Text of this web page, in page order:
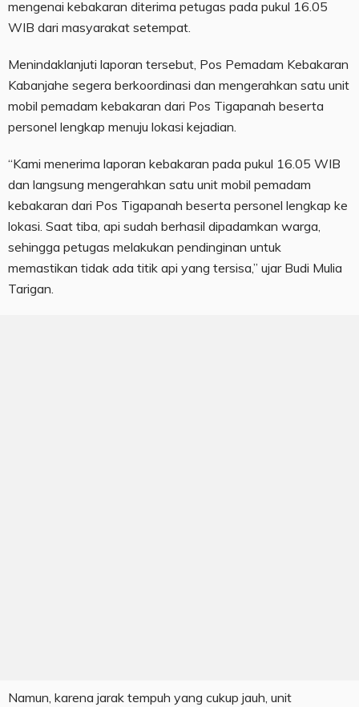
mengenai kebakaran diterima petugas pada pukul 16.05
WIB dari masyarakat setempat.
Menindaklanjuti laporan tersebut, Pos Pemadam Kebakaran
Kabanjahe segera berkoordinasi dan mengerahkan satu unit
mobil pemadam kebakaran dari Pos Tigapanah beserta
personel lengkap menuju lokasi kejadian.
“Kami menerima laporan kebakaran pada pukul 16.05 WIB
dan langsung mengerahkan satu unit mobil pemadam
kebakaran dari Pos Tigapanah beserta personel lengkap ke
lokasi. Saat tiba, api sudah berhasil dipadamkan warga,
sehingga petugas melakukan pendinginan untuk
memastikan tidak ada titik api yang tersisa,” ujar Budi Mulia
Tarigan.
Namun, karena jarak tempuh yang cukup jauh, unit